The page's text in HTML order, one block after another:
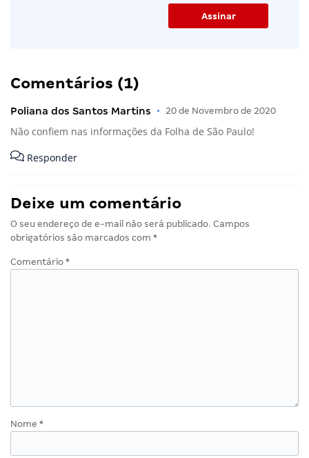
Comentários (1)
Poliana dos Santos Martins • 20 de Novembro de 2020
Não confiem nas informações da Folha de São Paulo!
Responder
Deixe um comentário
O seu endereço de e-mail não será publicado. Campos
obrigatórios são marcados com *
Comentário *
Nome *